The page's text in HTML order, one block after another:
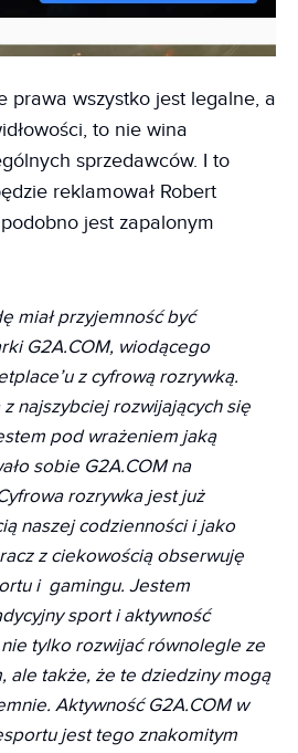
prawa wszystko jest legalne, a
to nie wina
sprzedawców. I to
reklamował Robert
jest zapalonym
miał przyjemność być
G2A.COM, wiodącego
z cyfrową rozrywką.
najszybciej rozwijających się
pod wrażeniem jaką
sobie G2A.COM na
rozrywka jest już
naszej codzienności i jako
z ciekowością obserwuję
i gamingu. Jestem
sport i aktywność
tylko rozwijać równolegle ze
ale także, że te dziedziny mogą
Aktywność G2A.COM w
jest tego znakomitym